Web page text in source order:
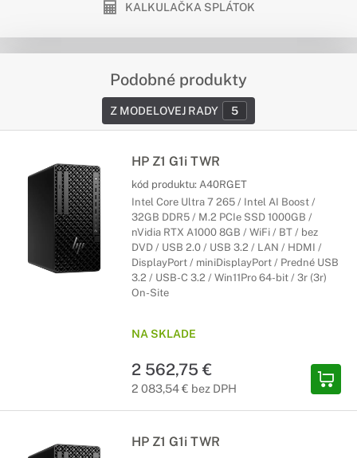
KALKULAČKA SPLÁTOK
Podobné produkty
Z MODELOVEJ RADY 5
HP Z1 G1i TWR
kód produktu: A40RGET
Intel Core Ultra 7 265 / Intel AI Boost /
32GB DDR5 / M.2 PCIe SSD 1000GB /
nVidia RTX A1000 8GB / WiFi / BT / bez
DVD / USB 2.0 / USB 3.2 / LAN / HDMI /
DisplayPort / miniDisplayPort / Predné USB
3.2 / USB-C 3.2 / Win11Pro 64-bit / 3r (3r)
On-Site
NA SKLADE
2 562,75 €
2 083,54 € bez DPH
HP Z1 G1i TWR